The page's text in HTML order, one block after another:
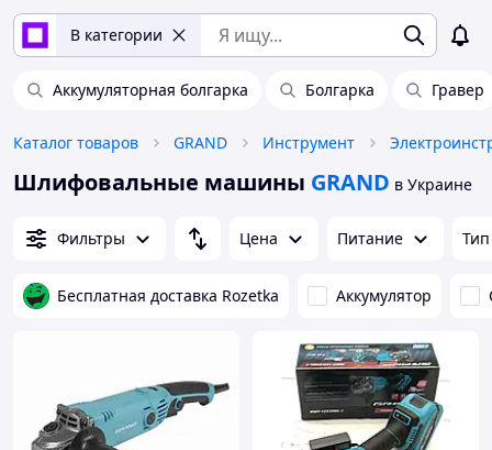
В категории
Аккумуляторная болгарка Болгарка Гравер
Каталог товаров GRAND Инструмент
Шлифовальные машины GRAND в Украине
Фильтры Цена Питание
Бесплатная доставка Rozetka Аккумулятор